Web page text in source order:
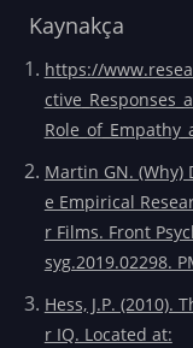
Kaynakça
https://
Martin GN. (Why)
e Empirical
r Films. Front
syg.2019.02298.
Hess, J.P. (2010).
r IQ. Located at: